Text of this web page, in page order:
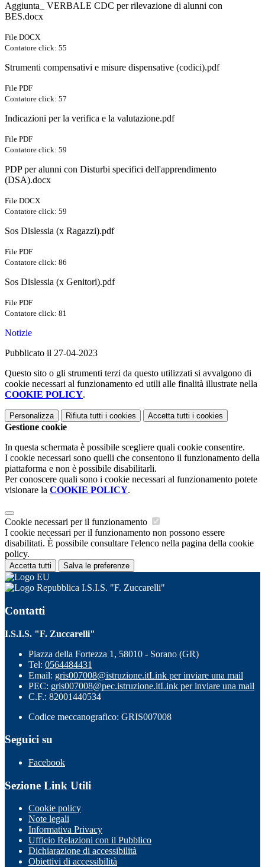
Aggiunta_ VERBALE CDC per rilevazione di alunni con
BES.docx
File DOCX
Contatore click: 55
Strumenti compensativi e misure dispensative (codici).pdf
File PDF
Contatore click: 57
Indicazioni per la verifica e la valutazione.pdf
File PDF
Contatore click: 59
PDP per alunni con Disturbi specifici dell'apprendimento
(DSA).docx
File DOCX
Contatore click: 59
Sos Dislessia (x Ragazzi).pdf
File PDF
Contatore click: 86
Sos Dislessia (x Genitori).pdf
File PDF
Contatore click: 81
Notizie
Pubblicato il 27-04-2023
Questo sito o gli strumenti terzi da questo utilizzati si avvalgono di
cookie necessari al funzionamento ed utili alle finalità illustrate nella
COOKIE POLICY.
Personalizza Rifiuta tutti i cookies Accetta tutti i cookies
Gestione cookie
In questa schermata è possibile scegliere quali cookie consentire.
I cookie necessari sono quelli che consentono il funzionamento della
piattaforma e non è possibile disabilitarli.
Per conoscere quali sono i cookie necessari al funzionamento potete
visionare la COOKIE POLICY.
Cookie necessari per il funzionamento
I cookie necessari per il funzionamento non possono essere
disabilitati. È possibile consultare l'elenco nella pagina della cookie
policy.
Accetta tutti Salva le preferenze
I.S.I.S. "F. Zuccarelli"
Contatti
I.S.I.S. "F. Zuccarelli"
Piazza della Fortezza 1, 58010 - Sorano (GR)
Tel: 0564484431
Email: gris007008@istruzione.itLink per inviare una mail
PEC: gris007008@pec.istruzione.itLink per inviare una mail
C.F.: 82001440534
Codice meccanografico: GRIS007008
Seguici su
Facebook
Sezione Link Utili
Cookie policy
Note legali
Informativa Privacy
Ufficio Relazioni con il Pubblico
Dichiarazione di accessibilità
Obiettivi di accessibilità